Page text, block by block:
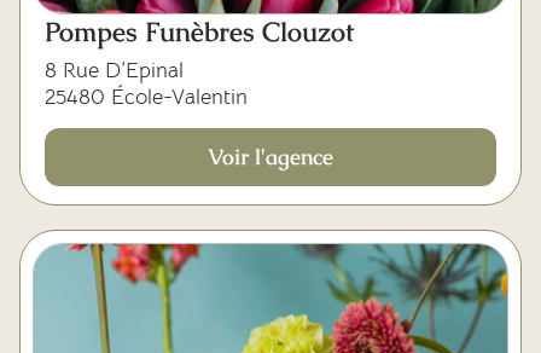
Pompes Funèbres Clouzot
8 Rue D’Epinal
25480 École-Valentin
Voir l'agence